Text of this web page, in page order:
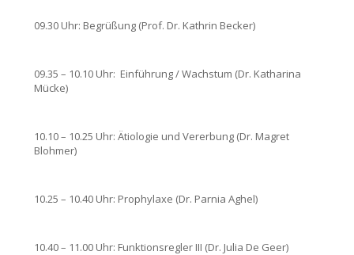
09.30 Uhr: Begrüßung (Prof. Dr. Kathrin Becker)
09.35 – 10.10 Uhr: Einführung / Wachstum (Dr. Katharina
Mücke)
10.10 – 10.25 Uhr: Ätiologie und Vererbung (Dr. Magret
Blohmer)
10.25 – 10.40 Uhr: Prophylaxe (Dr. Parnia Aghel)
10.40 – 11.00 Uhr: Funktionsregler III (Dr. Julia De Geer)